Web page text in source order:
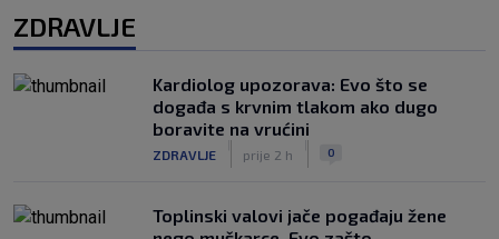
ZDRAVLJE
Kardiolog upozorava: Evo što se
događa s krvnim tlakom ako dugo
boravite na vrućini
ZDRAVLJE prije 2 h 0
Toplinski valovi jače pogađaju žene